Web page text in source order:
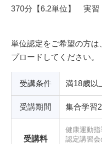
370分【6.2単位】 実習
単位認定をご希望の方
プロードしてください。
受講条件 満18歳以
受講期間 集合学習
受講料
健康運動
認定講習